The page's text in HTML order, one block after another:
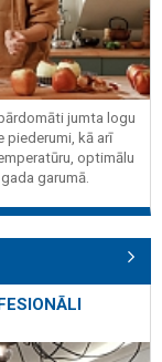
jumta logu
piederumi, kā arī
optimālu
garumā.